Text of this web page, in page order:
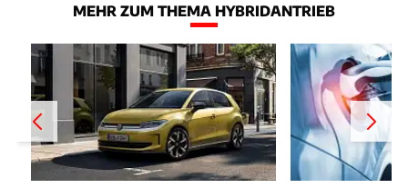
MEHR ZUM THEMA HYBRIDANTRIEB